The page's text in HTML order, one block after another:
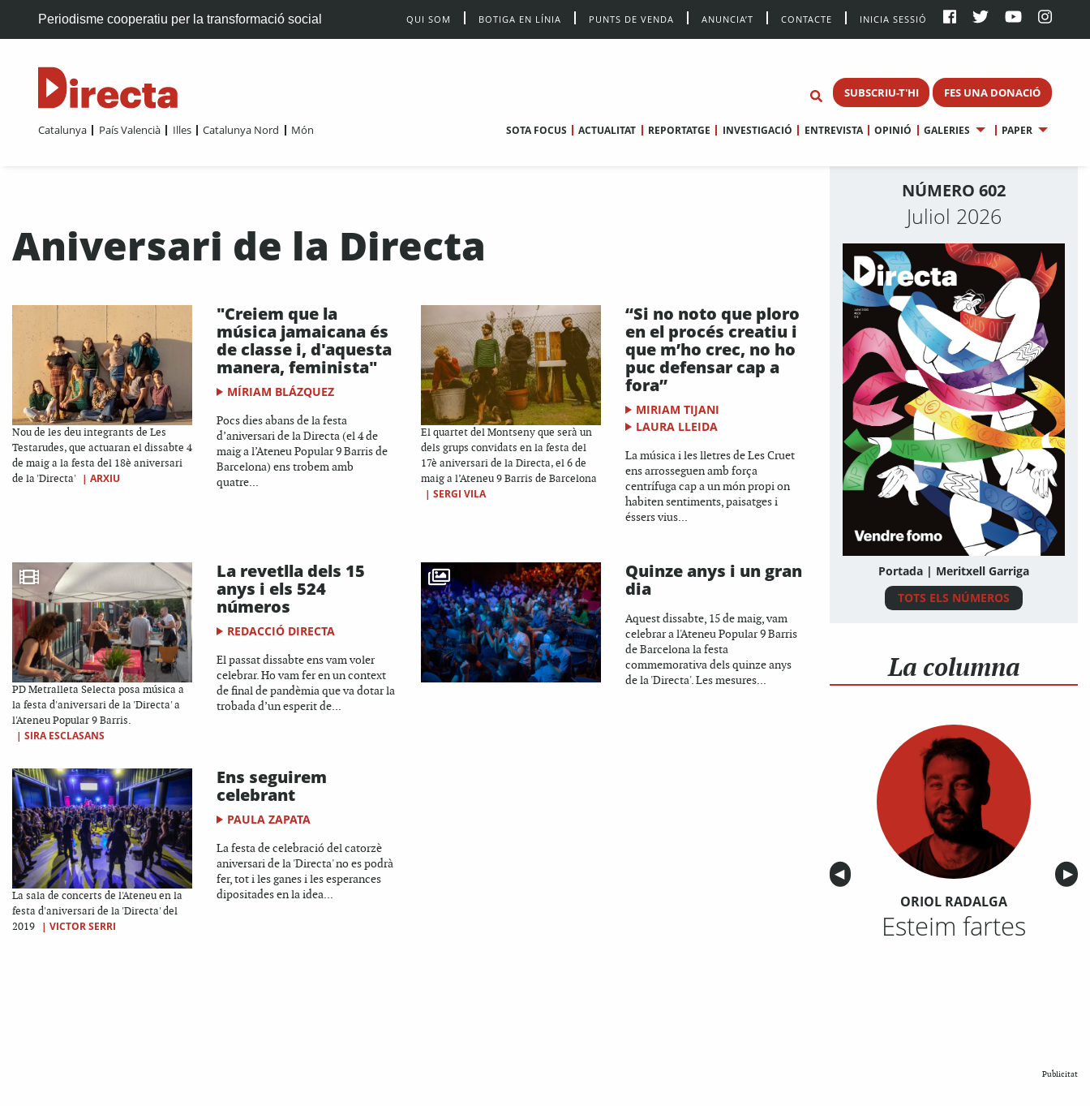
Periodisme cooperatiu per la transformació social QUI SOM BOTIGA EN LÍNIA PUNTS DE VENDA ANUNCIA’T CONTACTE INICIA SESSIÓ
SUBSCRIU-T'HI FES UNA DONACIÓ
Catalunya País Valencià Illes Catalunya Nord Món SOTA FOCUS ACTUALITAT REPORTATGE INVESTIGACIÓ ENTREVISTA OPINIÓ GALERIES PAPER
Aniversari de la Directa
Nou de les deu integrants de Les
Testarudes, que actuaran el dissabte 4
de maig a la festa del 18è aniversari
de la 'Directa' | ARXIU
"Creiem que la
música jamaicana és
de classe i, d'aquesta
manera, feminista"
MÍRIAM BLÁZQUEZ
Pocs dies abans de la festa
d’aniversari de la Directa (el 4 de
maig a l’Ateneu Popular 9 Barris de
Barcelona) ens trobem amb
quatre...
El quartet del Montseny que serà un
dels grups convidats en la festa del
17è aniversari de la Directa, el 6 de
maig a l’Ateneu 9 Barris de Barcelona
| SERGI VILA
“Si no noto que ploro
en el procés creatiu i
que m’ho crec, no ho
puc defensar cap a
fora”
MIRIAM TIJANI
LAURA LLEIDA
La música i les lletres de Les Cruet
ens arrosseguen amb força
centrífuga cap a un món propi on
habiten sentiments, paisatges i
éssers vius...
PD Metralleta Selecta posa música a
la festa d'aniversari de la 'Directa' a
l'Ateneu Popular 9 Barris.
| SIRA ESCLASANS
La revetlla dels 15
anys i els 524
números
REDACCIÓ DIRECTA
El passat dissabte ens vam voler
celebrar. Ho vam fer en un context
de final de pandèmia que va dotar la
trobada d’un esperit de...
Quinze anys i un gran
dia
Aquest dissabte, 15 de maig, vam
celebrar a l'Ateneu Popular 9 Barris
de Barcelona la festa
commemorativa dels quinze anys
de la 'Directa'. Les mesures...
La sala de concerts de l'Ateneu en la
festa d'aniversari de la 'Directa' del
2019
| VICTOR SERRI
Ens seguirem
celebrant
PAULA ZAPATA
La festa de celebració del catorzè
aniversari de la 'Directa' no es podrà
fer, tot i les ganes i les esperances
dipositades en la idea...
NÚMERO 602
Juliol 2026
Portada | Meritxell Garriga
TOTS ELS NÚMEROS
La columna
Anterior
◀︎ ▶︎
ORIOL RADALGA
Esteim fartes
Publicitat